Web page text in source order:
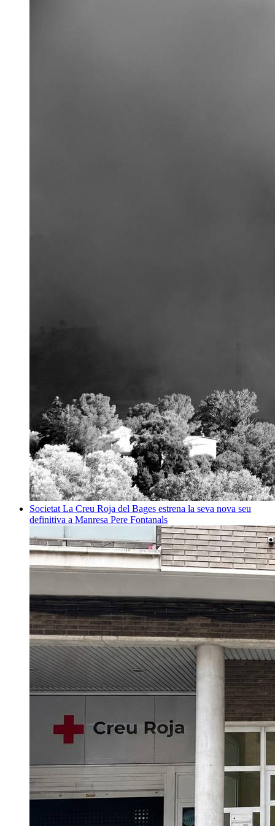
Societat La Creu Roja del Bages estrena la seva nova seu
definitiva a Manresa Pere Fontanals